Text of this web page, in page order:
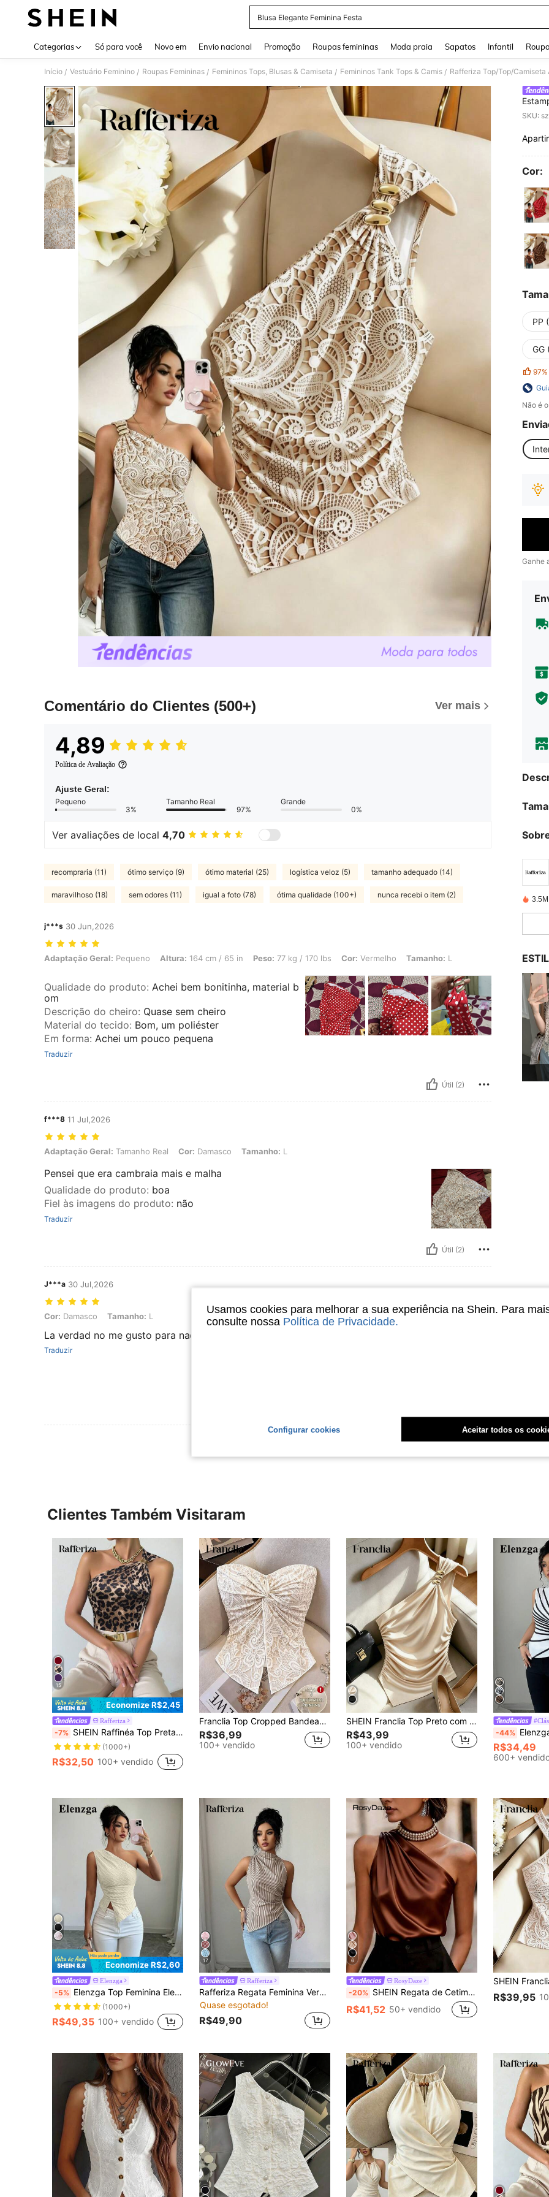
Blusa Elegante Feminina Festa
Categorias Só para você Novo em Envio nacional Promoção Roupas femininas Moda praia Sapatos Infantil
Início / Vestuário Feminino / Roupas Femininas / Femininos Tops, Blusas & Camiseta / Femininos Tank Tops & Camis /
Comentário do Clientes (500+) Ver mais
4,89
Política de Avaliação
Ajuste Geral:
Pequeno
3%
Tamanho Real
97%
Grande
0%
Ver avaliações de local 4,70
recompraria (11) ótimo serviço (9) ótimo material (25) logística veloz (5) tamanho adequado (14)
maravilhoso (18) sem odores (11) igual a foto (78) ótima qualidade (100+) nunca recebi o item (2)
j***s 30 Jun,2026
Adaptação Geral: Pequeno, Altura: 164 cm / 65 in, Peso: 77 kg / 170 lbs, Cor: Vermelho, Tamanho: L
Adaptação Geral: Pequeno Altura: 164 cm / 65 in Peso: 77 kg / 170 lbs Cor: Vermelho Tamanho: L
Qualidade do produto: Achei bem bonitinha, material b
om
Descrição do cheiro: Quase sem cheiro
Material do tecido: Bom, um poliéster
Em forma: Achei um pouco pequena
Traduzir
Útil (2)
f***8 11 Jul,2026
Adaptação Geral: Tamanho Real, Cor: Damasco, Tamanho: L
Adaptação Geral: Tamanho Real Cor: Damasco Tamanho: L
Pensei que era cambraia mais e malha
Qualidade do produto: boa
Fiel às imagens do produto: não
Traduzir
Útil (2)
J***a 30 Jul,2026
Cor: Damasco, Tamanho: L
Cor: Damasco Tamanho: L
La verdad no me gusto para nada
Traduzir
Dia
Cor:
PP
GG
97%
Não é
Ganhe
Clientes Também Visitaram
15
Economize R$2,45
Rafferiza
-7% SHEIN Raffinéa Top Preta Sexy Metalizada Plissada Sem Mangas com Estampa de Onça, Top com Estampa de Leopardo, Top com Estampa de Onça, Top Ombro Único, Top de Leopardo, Regata Marrom de Malha com Estampa de Leopardo Franzida e Assimétrica para Mulheres
(1000+)
R$32,50 100+ vendido
Franclia Top Cropped Bandeau Sexy com Bainha Fendida para Mulheres, Top de Verão, Conjunto de Primavera, Roupa de Férias, Top de Festa, Roupa de Praia, Top Elegante, Top Casual, Conjunto de Férias de Verão, Roupa de Férias de Verão, Top Social, Top com Bainha Franzida, Top de Poá, Top na Cor Champanhe, Top Bandeau, Top com Frente Torcida, Top Sexy, Y2K
R$36,99
100+ vendido
SHEIN Franclia Top Preto com Gola e Bainha Assimétricas & Fivela de Metal, Design de Cintura Franzida para Efeito Emagrecedor
R$43,99
100+ vendido
-44% Elenzga Top de Malha com
R$34,49
600+
Economize R$2,60
Elenzga
-5% Elenzga Top Feminina Elegante Rosa com Ombro Assimétrico, Babado e Fenda na Barra, Ajustada, Verão
(1000+)
R$49,35 100+ vendido
17
Rafferiza
Rafferiza Regata Feminina Vermelha com Poá, Ajuste Slim e Bainha Assimétrica
Quase esgotado!
R$49,90
6
RosyDaze
-20% SHEIN Regata de Cetim Borgonha Elegante Feminina, Decoração de Colarinho de Pérolas, Ombros Franzidos, Versátil para Ir e Vir, Diário, Encontro, Passeio, Final de Semana, Café, Primavera, Ambiente de Trabalho Leve, Reunião, Doce, Minimalista, Retrô, Fresco, Literário, Vintage Leve, Estilo Menina, Chique Diário, Negócios, Escritório, Encontro, Uniforme de Professora Urbana, Natal e Ano Novo
R$41,52 50+ vendido
R$39,95
Usamos cookies para melhorar a sua experiência na Shein. Para
consulte nossa Política de Privacidade.
Configurar cookies Aceitar todos os